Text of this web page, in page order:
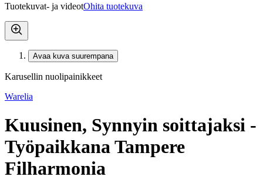
Tuotekuvat- ja videotOhita tuotekuva
Avaa kuva suurempana
Karusellin nuolipainikkeet
Warelia
Kuusinen, Synnyin soittajaksi -
Työpaikkana Tampere
Filharmonia